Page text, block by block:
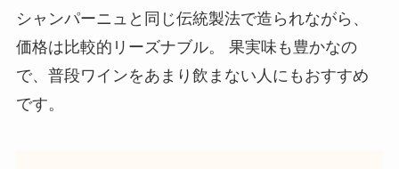
シャンパーニュと同じ伝統製法で造られながら、
価格は比較的リーズナブル。 果実味も豊かなの
で、普段ワインをあまり飲まない人にもおすすめ
です。